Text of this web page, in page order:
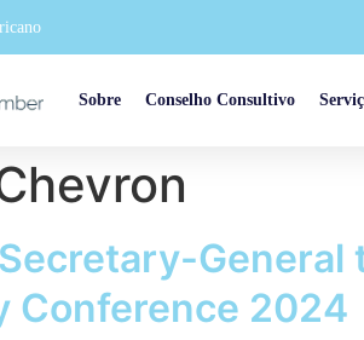
Sobre Conselho Consultivo
Conference 2024